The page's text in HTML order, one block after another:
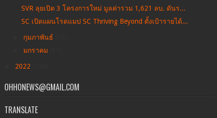
SVR ลุยเปิด 3 โครงการใหม่ มูลค่ารวม 1,621 ลบ. ดันร...
SC เปิดแผนโรดแมป SC Thriving Beyond ตั้งเป้ารายได้...
กุมภาพันธ์
มกราคม
2022
OHHONEWS@GMAIL.COM
TRANSLATE